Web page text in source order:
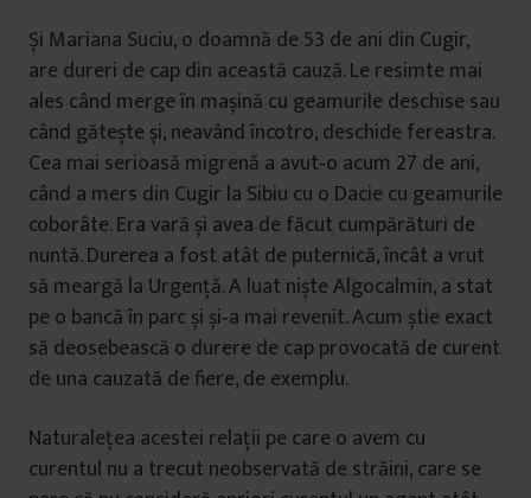
Și Mariana Suciu, o doamnă de 53 de ani din Cugir,
are dureri de cap din această cauză. Le resimte mai
ales când merge în mașină cu geamurile deschise sau
când gătește și, neavând încotro, deschide fereastra.
Cea mai serioasă migrenă a avut‑o acum 27 de ani,
când a mers din Cugir la Sibiu cu o Dacie cu geamurile
coborâte. Era vară și avea de făcut cumpărături de
nuntă. Durerea a fost atât de puternică, încât a vrut
să meargă la Urgență. A luat niște Algocalmin, a stat
pe o bancă în parc și și‑a mai revenit. Acum știe exact
să deosebească o durere de cap provocată de curent
de una cauzată de fiere, de exemplu.
Naturalețea acestei relații pe care o avem cu
curentul nu a trecut neobservată de străini, care se